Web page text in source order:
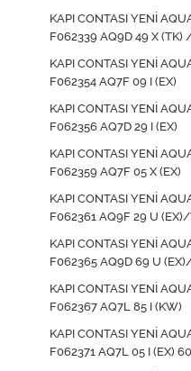
KAPI CONTASI YENİ
F062339 AQ9D 49 X (TK)
KAPI CONTASI YENİ
F062354 AQ7F 09 I (EX)
KAPI CONTASI YENİ
F062356 AQ7D 29 I (EX)
KAPI CONTASI YENİ
F062359 AQ7F 05 X (EX)
KAPI CONTASI YENİ
F062361 AQ9F 29 U
KAPI CONTASI YENİ
F062365 AQ9D 69 U
KAPI CONTASI YENİ
F062367 AQ7L 85 I (KW)
KAPI CONTASI YENİ
F062371 AQ7L 05 I (EX)